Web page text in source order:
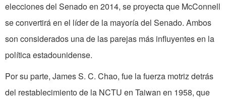
elecciones del Senado en 2014, se proyecta que McConnell
se convertirá en el líder de la mayoría del Senado. Ambos
son considerados una de las parejas más influyentes en la
política estadounidense.
Por su parte, James S. C. Chao, fue la fuerza motriz detrás
del restablecimiento de la NCTU en Taiwan en 1958, que